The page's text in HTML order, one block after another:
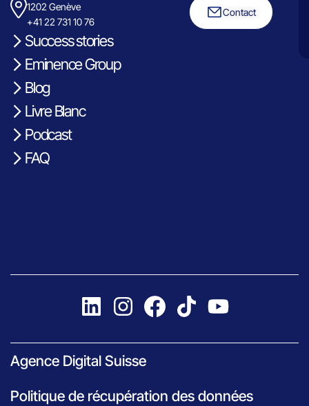
1202 Genève
+41 22 731 10 76
Contact
Success stories
Eminence Group
Blog
Livre Blanc
Podcast
FAQ
Agence Digital Suisse
Politique de récupération des données